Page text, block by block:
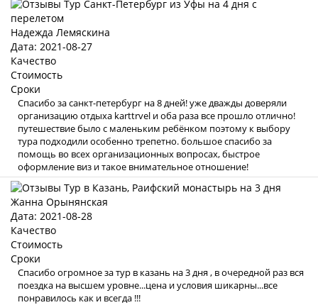
Надежда Лемяскина
Дата: 2021-08-27
Качество
Стоимость
Сроки
Спасибо за санкт-петербург на 8 дней! уже дважды доверяли
организацию отдыха karttrvel и оба раза все прошло отлично!
путешествие было с маленьким ребёнком поэтому к выбору
тура подходили особенно трепетно. большое спасибо за
помощь во всех организационных вопросах, быстрое
оформление виз и такое внимательное отношение!
Жанна Орынянская
Дата: 2021-08-28
Качество
Стоимость
Сроки
Спасибо огромное за тур в казань на 3 дня , в очередной раз вся
поездка на высшем уровне...цена и условия шикарны...все
понравилось как и всегда !!!